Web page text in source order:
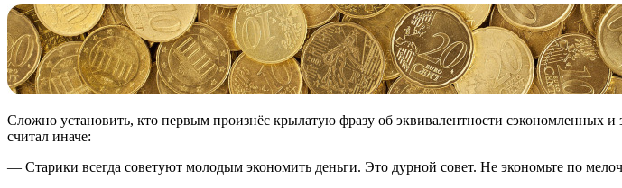
Сложно установить, кто первым произнёс крылатую фразу об эквивалентности сэкономленных
считал иначе:
— Старики всегда советуют молодым экономить деньги. Это дурной совет. Не экономьте по